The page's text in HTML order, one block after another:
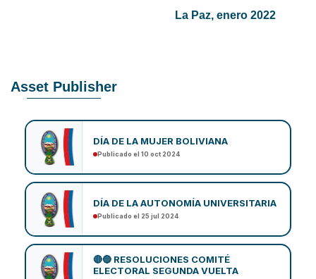
La Paz, enero 2022
Asset Publisher
DÍA DE LA MUJER BOLIVIANA
Publicado el 10 oct 2024
DÍA DE LA AUTONOMÍA UNIVERSITARIA
Publicado el 25 jul 2024
🔴🔵 RESOLUCIONES COMITÉ
ELECTORAL SEGUNDA VUELTA